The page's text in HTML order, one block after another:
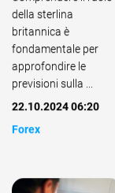
della sterlina
britannica è
fondamentale per
approfondire le
previsioni sulla ...
22.10.2024 06:20
Forex